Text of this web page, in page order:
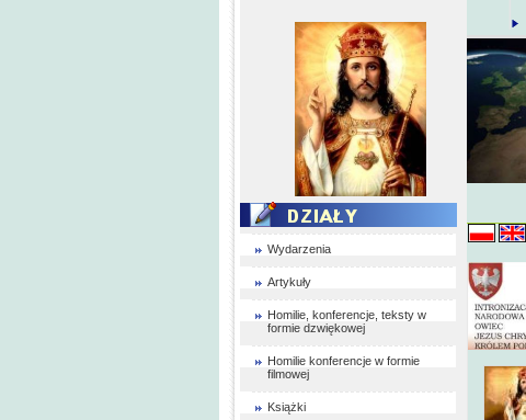
Wydarzenia
Artykuły
Homilie, konferencje, teksty w
formie dzwiękowej
Homilie konferencje w formie
filmowej
Książki